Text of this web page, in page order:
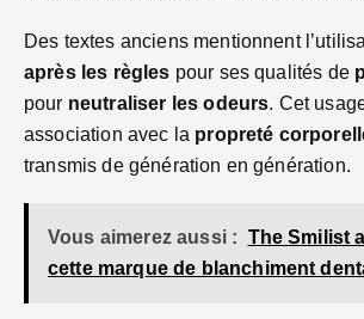
Des textes anciens mentionnent
après les règles pour ses qualités de
pour neutraliser les odeurs. Cet
association avec la propreté
transmis de génération en génération.
Vous aimerez aussi : The Smilist
cette marque de blanchiment